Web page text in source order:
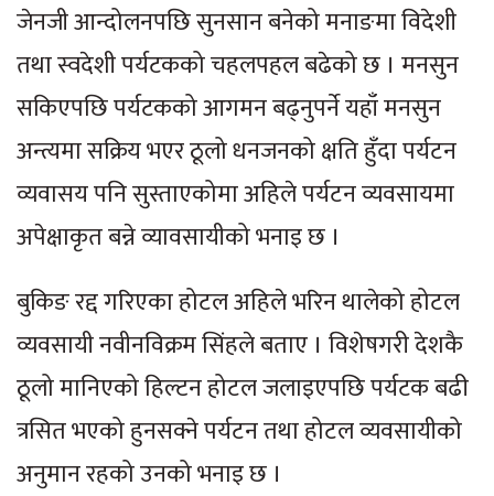
जेनजी आन्दोलनपछि सुनसान बनेको मनाङमा विदेशी
तथा स्वदेशी पर्यटकको चहलपहल बढेको छ । मनसुन
सकिएपछि पर्यटकको आगमन बढ्नुपर्ने यहाँ मनसुन
अन्त्यमा सक्रिय भएर ठूलो धनजनको क्षति हुँदा पर्यटन
व्यवासय पनि सुस्ताएकोमा अहिले पर्यटन व्यवसायमा
अपेक्षाकृत बन्ने व्यावसायीको भनाइ छ ।
बुकिङ रद्द गरिएका होटल अहिले भरिन थालेको होटल
व्यवसायी नवीनविक्रम सिंहले बताए । विशेषगरी देशकै
ठूलो मानिएको हिल्टन होटल जलाइएपछि पर्यटक बढी
त्रसित भएको हुनसक्ने पर्यटन तथा होटल व्यवसायीको
अनुमान रहको उनको भनाइ छ ।